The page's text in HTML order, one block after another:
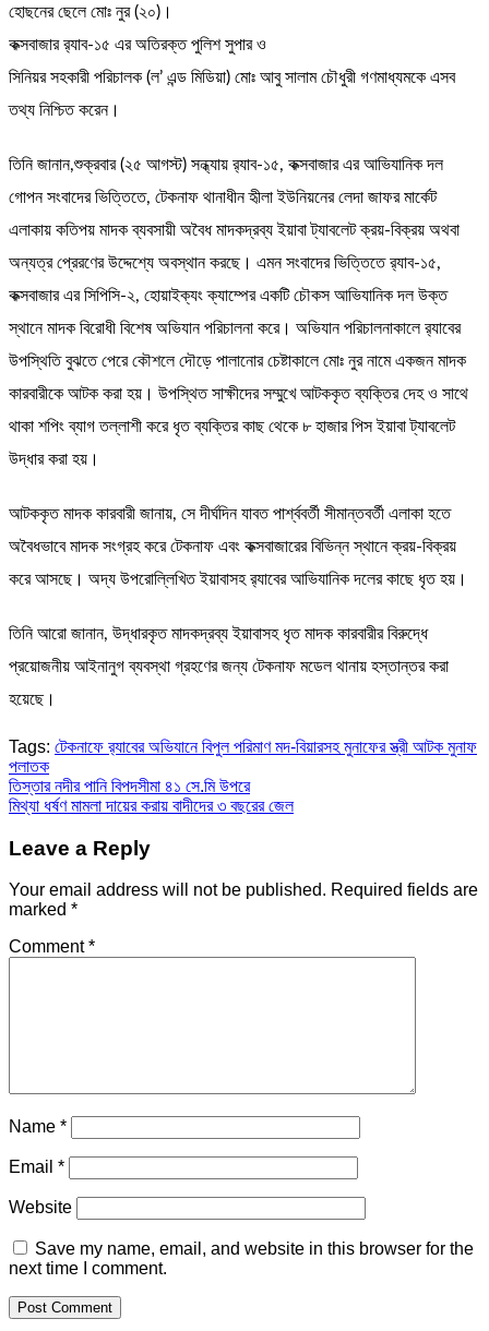
হোছনের ছেলে মোঃ নুর (২০)।
কক্সবাজার র‌্যাব-১৫ এর অতিরক্ত পুলিশ সুপার ও
সিনিয়র সহকারী পরিচালক (ল’ এন্ড মিডিয়া) মোঃ আবু সালাম চৌধুরী গণমাধ্যমকে এসব
তথ্য নিশ্চিত করেন।
তিনি জানান,শুক্রবার (২৫ আগস্ট) সন্ধ্যায় র‌্যাব-১৫, কক্সবাজার এর আভিযানিক দল
গোপন সংবাদের ভিত্তিতে, টেকনাফ থানাধীন হৃীলা ইউনিয়নের লেদা জাফর মার্কেট
এলাকায় কতিপয় মাদক ব্যবসায়ী অবৈধ মাদকদ্রব্য ইয়াবা ট্যাবলেট ক্রয়-বিক্রয় অথবা
অন্যত্র প্রেরণের উদ্দেশ্যে অবস্থান করছে। এমন সংবাদের ভিত্তিতে র‌্যাব-১৫,
কক্সবাজার এর সিপিসি-২, হোয়াইক্যং ক্যাম্পের একটি চৌকস আভিযানিক দল উক্ত
স্থানে মাদক বিরোধী বিশেষ অভিযান পরিচালনা করে। অভিযান পরিচালনাকালে র‌্যাবের
উপস্থিতি বুঝতে পেরে কৌশলে দৌড়ে পালানোর চেষ্টাকালে মোঃ নুর নামে একজন মাদক
কারবারীকে আটক করা হয়। উপস্থিত সাক্ষীদের সম্মুখে আটককৃত ব্যক্তির দেহ ও সাথে
থাকা শপিং ব্যাগ তল্লাশী করে ধৃত ব্যক্তির কাছ থেকে ৮ হাজার পিস ইয়াবা ট্যাবলেট
উদ্ধার করা হয়।
আটককৃত মাদক কারবারী জানায়, সে দীর্ঘদিন যাবত পার্শ্ববর্তী সীমান্তবর্তী এলাকা হতে
অবৈধভাবে মাদক সংগ্রহ করে টেকনাফ এবং কক্সবাজারের বিভিন্ন স্থানে ক্রয়-বিক্রয়
করে আসছে। অদ্য উপরোল্লিখিত ইয়াবাসহ র‌্যাবের আভিযানিক দলের কাছে ধৃত হয়।
তিনি আরো জানান, উদ্ধারকৃত মাদকদ্রব্য ইয়াবাসহ ধৃত মাদক কারবারীর বিরুদ্ধে
প্রয়োজনীয় আইনানুগ ব্যবস্থা গ্রহণের জন্য টেকনাফ মডেল থানায় হস্তান্তর করা
হয়েছে।
Tags: টেকনাফে র‌্যাবের অভিযানে বিপুল পরিমাণ মদ-বিয়ারসহ মুনাফের স্ত্রী আটক মুনাফ
পলাতক
Post
navigation
তিস্তার নদীর পানি বিপদসীমা ৪১ সে.মি উপরে
মিথ্যা ধর্ষণ মামলা দায়ের করায় বাদীদের ৩ বছরের জেল
Leave a Reply
Your email address will not be published. Required fields are
marked *
Comment*
Name *
Email *
Website
Save my name, email, and website in this browser for the
next time I comment.